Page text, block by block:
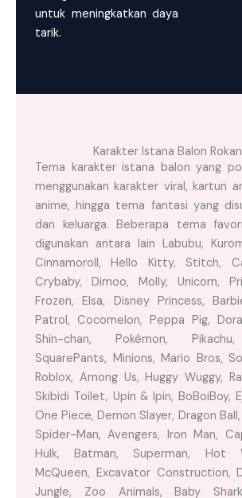
untuk meningkatkan daya
tarik.
Karakter Istana Balon
Tema karakter istana balon yang
menggunakan karakter viral, kartun
anime, hingga tema fantasi yang
dan keluarga. Beberapa tema
digunakan antara lain Labubu,
Cinnamoroll, Hello Kitty, Stitch,
Crybaby, Dimoo, Molly, Unicorn,
Frozen, Elsa, Disney Princess,
Patrol, Cocomelon, Peppa Pig,
Shin-chan, Pokémon,
SquarePants, Minions, Mario Bros,
Roblox, Among Us, Huggy Wuggy,
Skibidi Toilet, Upin & Ipin, BoBoiBoy,
One Piece, Demon Slayer, Dragon
Spider-Man, Avengers, Iron Man,
Hulk, Batman, Superman, Hot
McQueen, Excavator Construction,
Jungle, Zoo Animals, Baby